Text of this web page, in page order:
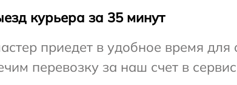
курьера за 35 минут
приедет в удобное время
перевозку за наш счет в